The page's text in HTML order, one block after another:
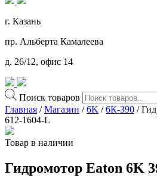
г. Казань
пр. Альберта Камалеева
д. 26/12, офис 14
Поиск товаров
Главная /Магазин /6K /6К-390 /
612-1604-L
Товар в наличии
Гидромотор Eaton 6K